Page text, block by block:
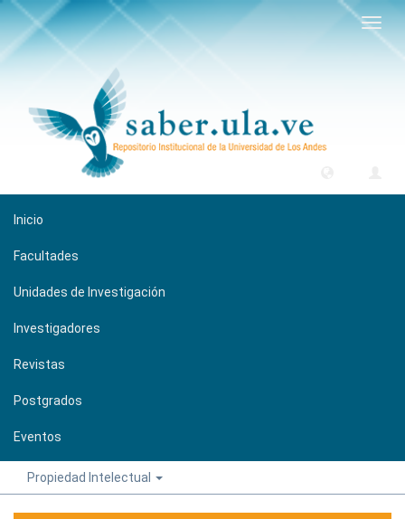
Inicio
Facultades
Unidades de Investigación
Investigadores
Revistas
Postgrados
Eventos
Propiedad Intelectual